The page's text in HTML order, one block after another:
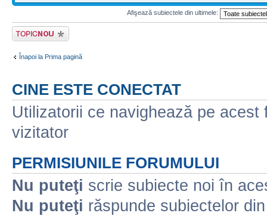
Afişează subiectele din ultimele:
Scrie un subiect
nou
Înapoi la Prima pagină
CINE ESTE CONECTAT
Utilizatorii ce navighează pe
vizitator
PERMISIUNILE FORUMULUI
Nu puteţi scrie subiecte noi în
Nu puteţi răspunde subiectelor